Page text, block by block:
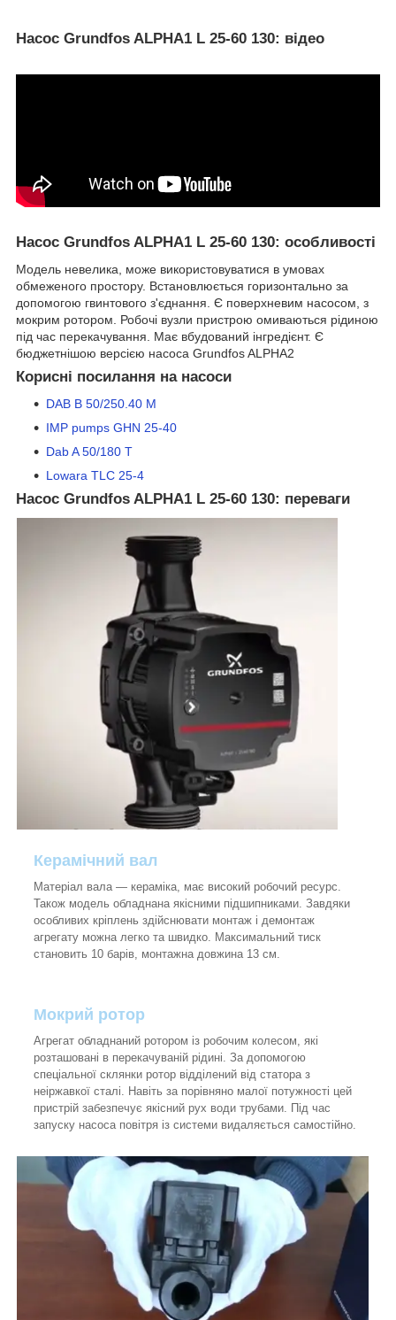
Насос Grundfos ALPHA1 L 25-60 130: відео
Насос Grundfos ALPHA1 L 25-60 130: особливості
Модель невелика, може використовуватися в умовах
обмеженого простору. Встановлюється горизонтально за
допомогою гвинтового з'єднання. Є поверхневим насосом, з
мокрим ротором. Робочі вузли пристрою омиваються рідиною
під час перекачування. Має вбудований інгредієнт. Є
бюджетнішою версією насоса Grundfos ALPHA2
Корисні посилання на насоси
DAB B 50/250.40 M
IMP pumps GHN 25-40
Dab A 50/180 T
Lowara TLC 25-4
Насос Grundfos ALPHA1 L 25-60 130: переваги
Керамічний вал
Матеріал вала — кераміка, має високий робочий ресурс.
Також модель обладнана якісними підшипниками. Завдяки
особливих кріплень здійснювати монтаж і демонтаж
агрегату можна легко та швидко. Максимальний тиск
становить 10 барів, монтажна довжина 13 см.
Мокрий ротор
Агрегат обладнаний ротором із робочим колесом, які
розташовані в перекачуваній рідині. За допомогою
спеціальної склянки ротор відділений від статора з
неіржавкої сталі. Навіть за порівняно малої потужності цей
пристрій забезпечує якісний рух води трубами. Під час
запуску насоса повітря із системи видаляється самостійно.